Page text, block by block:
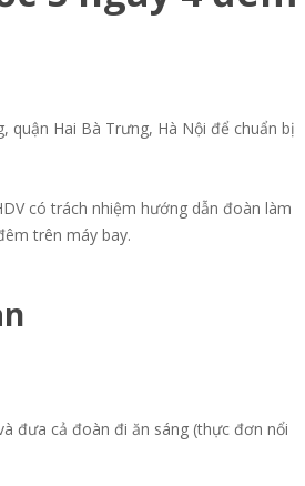
quận Hai Bà Trưng, Hà Nội để chuẩn bị
có trách nhiệm hướng dẫn đoàn làm
trên máy bay.
đưa cả đoàn đi ăn sáng (thực đơn nổi